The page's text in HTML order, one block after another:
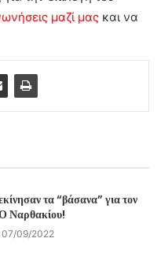
μαζί μας και να
τα “βάσανα” για τον
Ναρθακίου!
07/09/2022